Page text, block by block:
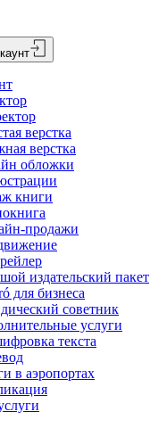
верстка
верстка
обложки
книги
продажи
издательский пакет
для бизнеса
советник
услуги
текста
в аэропортах